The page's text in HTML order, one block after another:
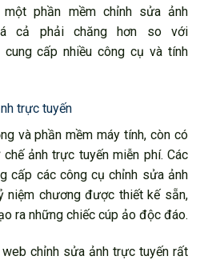
phần mềm chỉnh sửa ảnh
cả phải chăng hơn so với
cung cấp nhiều công cụ và tính
trực tuyến
và phần mềm máy tính, còn có
ảnh trực tuyến miễn phí. Các
cấp các công cụ chỉnh sửa ảnh
niệm chương được thiết kế sẵn,
ra những chiếc cúp ảo độc đáo.
chỉnh sửa ảnh trực tuyến rất